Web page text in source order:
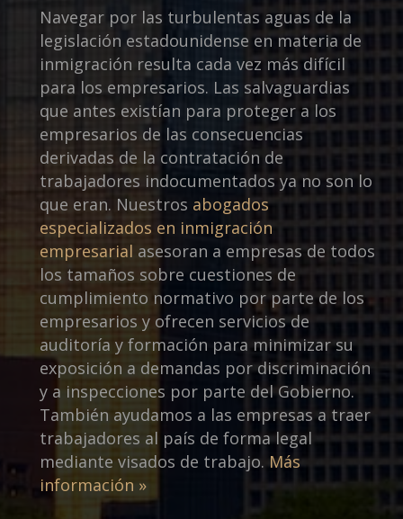
Navegar por las turbulentas aguas de la
legislación estadounidense en materia de
inmigración resulta cada vez más difícil
para los empresarios. Las salvaguardias
que antes existían para proteger a los
empresarios de las consecuencias
derivadas de la contratación de
trabajadores indocumentados ya no son lo
que eran. Nuestros abogados
especializados en inmigración
empresarial asesoran a empresas de todos
los tamaños sobre cuestiones de
cumplimiento normativo por parte de los
empresarios y ofrecen servicios de
auditoría y formación para minimizar su
exposición a demandas por discriminación
y a inspecciones por parte del Gobierno.
También ayudamos a las empresas a traer
trabajadores al país de forma legal
mediante visados de trabajo. Más
información »